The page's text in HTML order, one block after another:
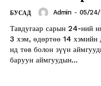
Company
БУСАД Admin - 05/24/
Тавдугаар сарын 24-ний
3 хэм, өдөртөө 14 хэмийн
нд төв болон зүүн
баруун аймгуудын...